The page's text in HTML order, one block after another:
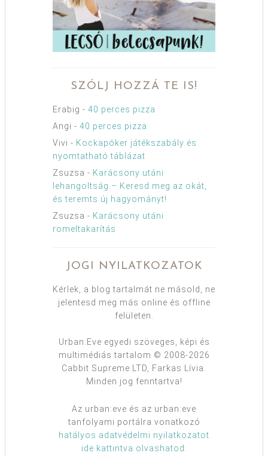
SZÓLJ HOZZÁ TE IS!
Erabig - 40 perces pizza
Angi - 40 perces pizza
Vivi - Kockapóker játékszabály és
nyomtatható táblázat
Zsuzsa - Karácsony utáni
lehangoltság – Keresd meg az okát,
és teremts új hagyományt!
Zsuzsa - Karácsony utáni
romeltakarítás
JOGI NYILATKOZATOK
Kérlek, a blog tartalmát ne másold, ne
jelentesd meg más online és offline
felületen.
Urban:Eve egyedi szöveges, képi és
multimédiás tartalom © 2008-2026
Cabbit Supreme LTD, Farkas Lívia.
Minden jog fenntartva!
Az urban:eve és az urban:eve
tanfolyami portálra vonatkozó
hatályos adatvédelmi nyilatkozatot
ide kattintva olvashatod